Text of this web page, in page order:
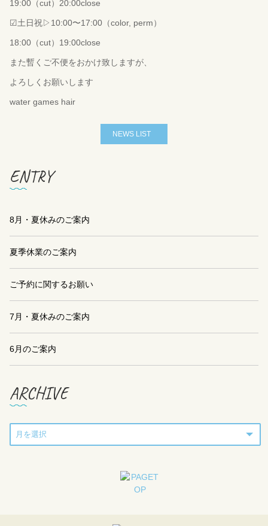
19:00 （cut） 20:00close
☑︎土日祝▷10:00〜17:00 （color, perm）
18:00 （cut） 19:00close
また暫くご不便をおかけ致しますが、
よろしくお願いします
water games hair
NEWS LIST
ENTRY
8月・夏休みのご案内
夏季休業のご案内
ご予約に関するお願い
7月・夏休みのご案内
6月のご案内
ARCHIVE